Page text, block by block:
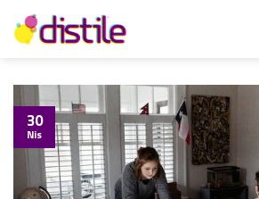
İçeriğe
atla
30
Nis